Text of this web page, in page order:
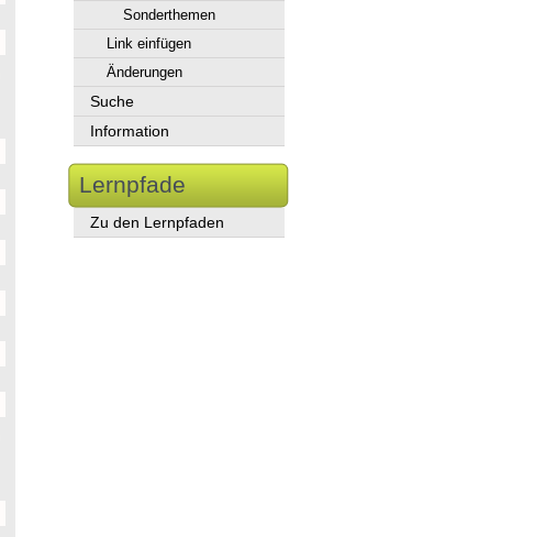
Sonderthemen
Link einfügen
Änderungen
Suche
Information
Lernpfade
Zu den Lernpfaden